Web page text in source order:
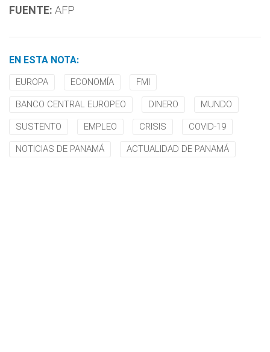
FUENTE: AFP
EN ESTA NOTA:
EUROPA ECONOMÍA FMI
BANCO CENTRAL EUROPEO DINERO MUNDO
SUSTENTO EMPLEO CRISIS COVID-19
NOTICIAS DE PANAMÁ ACTUALIDAD DE PANAMÁ